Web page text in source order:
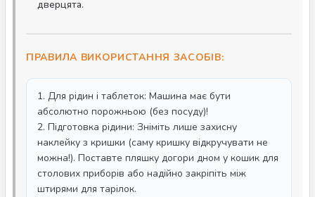
дверцята.
ПРАВИЛА ВИКОРИСТАННЯ ЗАСОБІВ:
1. Для рідин і таблеток: Машина має бути
абсолютно порожньою (без посуду)!
2. Підготовка рідини: Зніміть лише захисну
наклейку з кришки (саму кришку відкручувати не
можна!). Поставте пляшку догори дном у кошик для
столових приборів або надійно закріпіть між
штирями для тарілок.